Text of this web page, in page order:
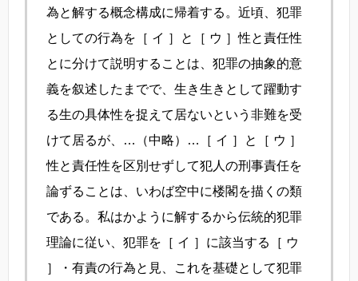
為と解する概念構成に帰着する。近頃、犯罪
としての行為を［ イ ］と［ ウ ］性と責任性
とに分けて説明することは、犯罪の抽象的意
義を叙述したまでで、生き生きとして躍動す
る生の具体性を捉えて居ないという非難を受
けて居るが、…（中略）…［ イ ］と［ ウ ］
性と責任性を区別せずして犯人の刑事責任を
論ずることは、いわば空中に楼閣を描くの類
である。私はかように解するから伝統的犯罪
理論に従い、犯罪を［ イ ］に該当する［ ウ
］・有責の行為と見、これを基礎として犯罪